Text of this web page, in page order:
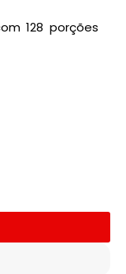
128 porções